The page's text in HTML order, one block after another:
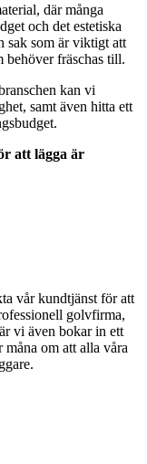
där många
och det estetiska
sak som är viktigt att
behöver fräschas till.
kan vi
samt även hitta ett
att lägga är
vår kundtjänst för att
golvfirma,
vi även bokar in ett
om att alla våra